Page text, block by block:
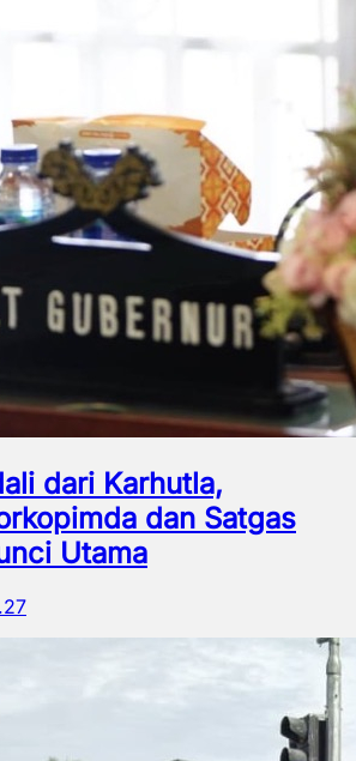
dari Karhutla,
dan Satgas
Utama